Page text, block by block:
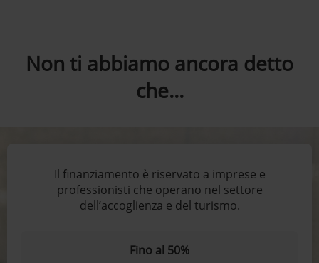
Non ti abbiamo ancora detto
che...
Il finanziamento è riservato a imprese e
professionisti che operano nel settore
dell’accoglienza e del turismo.
Fino al 50%